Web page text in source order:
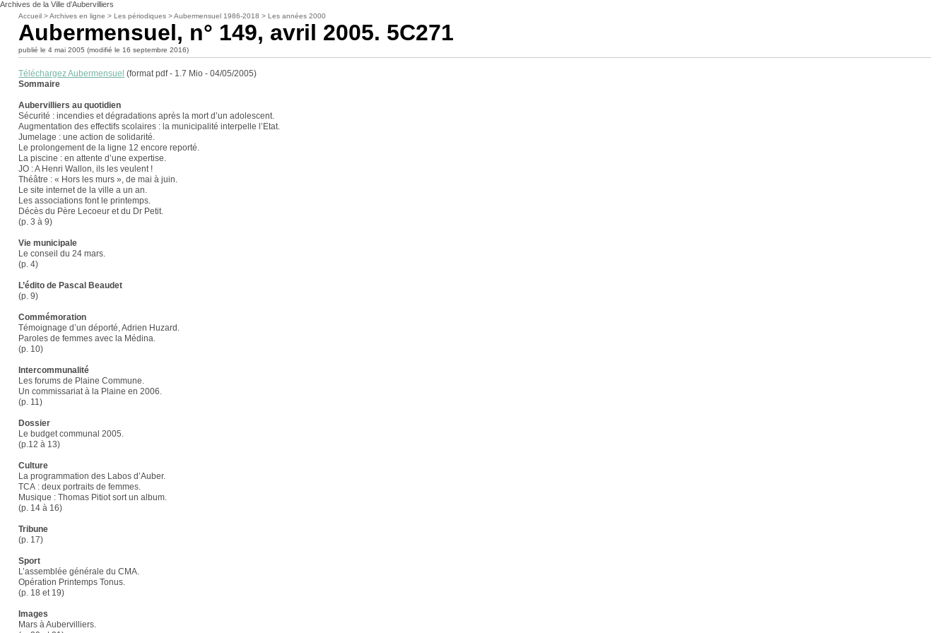
Archives de la Ville d’Aubervilliers
Accueil >Archives en ligne >Les périodiques >Aubermensuel 1986-2018 >Les années 2000
Aubermensuel, n° 149, avril 2005. 5C271
publié le 4 mai 2005 (modifié le 16 septembre 2016)
Téléchargez Aubermensuel (format pdf - 1.7 Mio - 04/05/2005)
Sommaire
Aubervilliers au quotidien
Sécurité : incendies et dégradations après la mort d’un adolescent.
Augmentation des effectifs scolaires : la municipalité interpelle l’Etat.
Jumelage : une action de solidarité.
Le prolongement de la ligne 12 encore reporté.
La piscine : en attente d’une expertise.
JO : A Henri Wallon, ils les veulent !
Théâtre : « Hors les murs », de mai à juin.
Le site internet de la ville a un an.
Les associations font le printemps.
Décès du Père Lecoeur et du Dr Petit.
(p. 3 à 9)
Vie municipale
Le conseil du 24 mars.
(p. 4)
L’édito de Pascal Beaudet
(p. 9)
Commémoration
Témoignage d’un déporté, Adrien Huzard.
Paroles de femmes avec la Médina.
(p. 10)
Intercommunalité
Les forums de Plaine Commune.
Un commissariat à la Plaine en 2006.
(p. 11)
Dossier
Le budget communal 2005.
(p.12 à 13)
Culture
La programmation des Labos d’Auber.
TCA : deux portraits de femmes.
Musique : Thomas Pitiot sort un album.
(p. 14 à 16)
Tribune
(p. 17)
Sport
L’assemblée générale du CMA.
Opération Printemps Tonus.
(p. 18 et 19)
Images
Mars à Aubervilliers.